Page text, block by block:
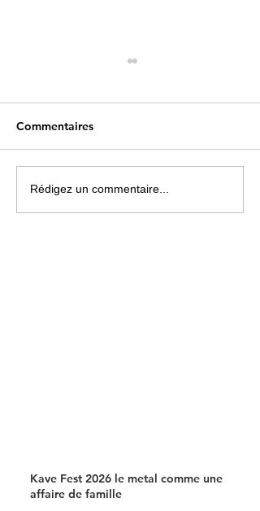
Fête du Fleuve 2026 à
Rouen : concerts,
Commentaires
Rédigez un commentaire...
Kave Fest 2026 le metal comme une
affaire de famille